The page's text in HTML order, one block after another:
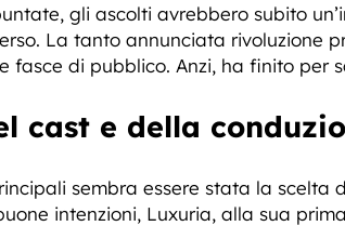
gli ascolti avrebbero subito
La tanto annunciata rivoluzione
fasce di pubblico. Anzi, ha finito
cast e della
sembra essere stata la scelta
intenzioni, Luxuria, alla sua